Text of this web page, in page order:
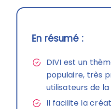
En résumé :
DIVI est un
populaire, très
utilisateurs de
Il facilite la